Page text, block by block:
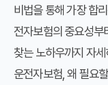
비법을 통해 가장 합
전자보험의 중요성부
찾는 노하우까지 자
운전자보험, 왜 필요